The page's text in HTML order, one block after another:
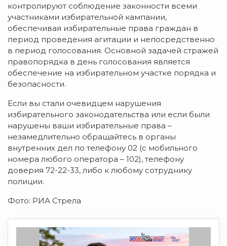
контролируют соблюдение законности всеми
участниками избирательной кампании,
обеспечивая избирательные права граждан в
период проведения агитации и непосредственно
в период голосования. Основной задачей стражей
правопорядка в день голосования является
обеспечение на избирательном участке порядка и
безопасности.
Если вы стали очевидцем нарушения
избирательного законодательства или если были
нарушены ваши избирательные права –
незамедлительно обращайтесь в органы
внутренних дел по телефону 02 (с мобильного
номера любого оператора – 102), телефону
доверия 72-22-33, либо к любому сотруднику
полиции.
Фото: РИА Стрела